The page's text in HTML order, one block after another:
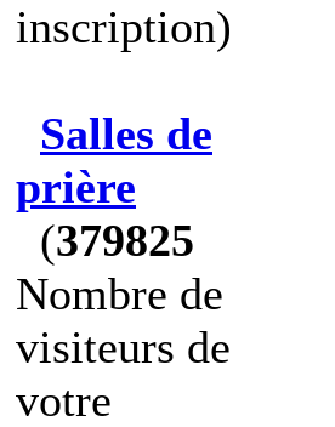
inscription)
Salles de
prière
(379825
Nombre de
visiteurs de
votre